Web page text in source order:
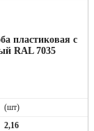
пластиковая с
RAL 7035
(шт)
2,16